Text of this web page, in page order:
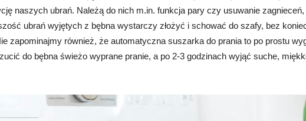
naszych ubrań. Należą do nich m.in. funkcja pary czy usuwanie
ubrań wyjętych z bębna wystarczy złożyć i schować do szafy, bez
zapominajmy również, że automatyczna suszarka do prania to po prostu
do bębna świeżo wyprane pranie, a po 2-3 godzinach wyjąć suche,